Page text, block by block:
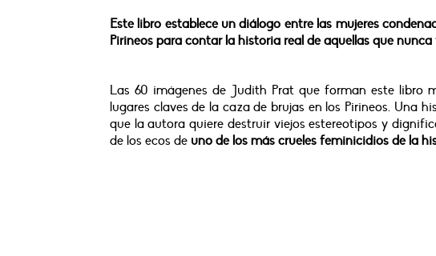
Este libro establece un diálogo entre las mujeres
Pirineos para contar la historia real de aquellas que
Las 60 imágenes de Judith Prat que forman este libro
lugares claves de la caza de brujas en los Pirineos. Una
que la autora quiere destruir viejos estereotipos y
de los ecos de uno de los más crueles feminicidios de la